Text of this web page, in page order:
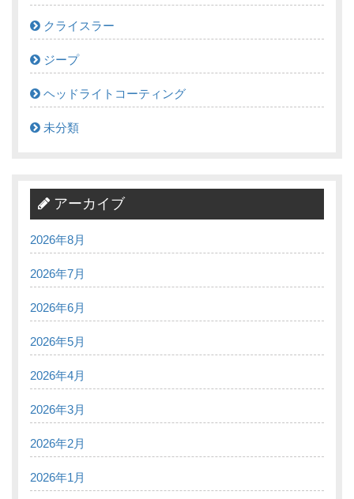
クライスラー
ジープ
ヘッドライトコーティング
未分類
アーカイブ
2026年8月
2026年7月
2026年6月
2026年5月
2026年4月
2026年3月
2026年2月
2026年1月